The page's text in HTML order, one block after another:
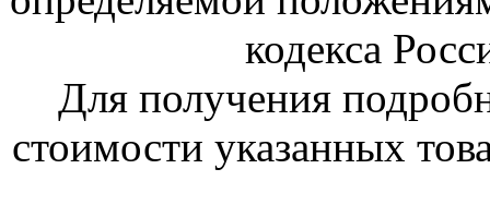
кодекса
Для получения
стоимости указанных